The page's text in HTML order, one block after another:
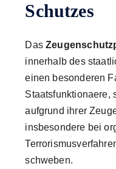
Schutzes
Das
innerhalb des
einen besonderen
Staatsfunktionaere,
aufgrund ihrer
insbesondere bei
schweben.